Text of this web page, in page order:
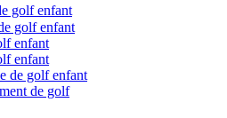
golf enfant
golf enfant
enfant
enfant
de golf enfant
de golf